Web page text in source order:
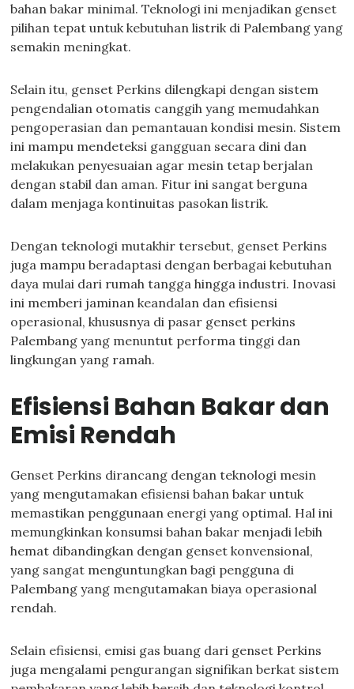
bahan bakar minimal. Teknologi ini menjadikan genset
pilihan tepat untuk kebutuhan listrik di Palembang yang
semakin meningkat.
Selain itu, genset Perkins dilengkapi dengan sistem
pengendalian otomatis canggih yang memudahkan
pengoperasian dan pemantauan kondisi mesin. Sistem
ini mampu mendeteksi gangguan secara dini dan
melakukan penyesuaian agar mesin tetap berjalan
dengan stabil dan aman. Fitur ini sangat berguna
dalam menjaga kontinuitas pasokan listrik.
Dengan teknologi mutakhir tersebut, genset Perkins
juga mampu beradaptasi dengan berbagai kebutuhan
daya mulai dari rumah tangga hingga industri. Inovasi
ini memberi jaminan keandalan dan efisiensi
operasional, khususnya di pasar genset perkins
Palembang yang menuntut performa tinggi dan
lingkungan yang ramah.
Efisiensi Bahan Bakar dan
Emisi Rendah
Genset Perkins dirancang dengan teknologi mesin
yang mengutamakan efisiensi bahan bakar untuk
memastikan penggunaan energi yang optimal. Hal ini
memungkinkan konsumsi bahan bakar menjadi lebih
hemat dibandingkan dengan genset konvensional,
yang sangat menguntungkan bagi pengguna di
Palembang yang mengutamakan biaya operasional
rendah.
Selain efisiensi, emisi gas buang dari genset Perkins
juga mengalami pengurangan signifikan berkat sistem